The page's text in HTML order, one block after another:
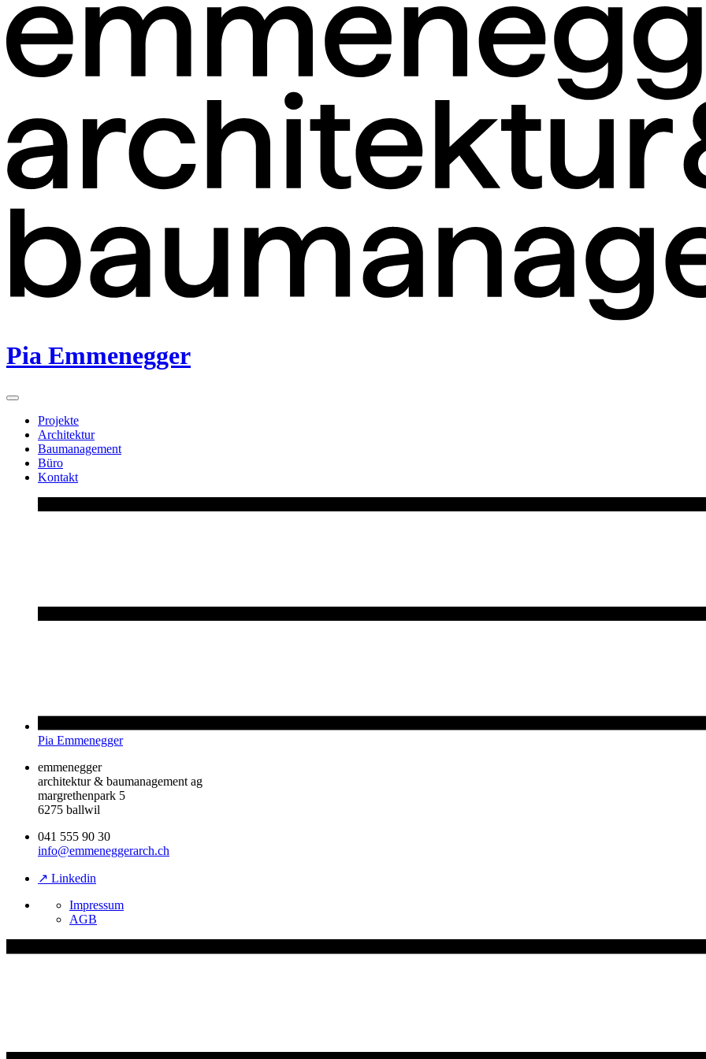
Pia Emmenegger
Projekte
Architektur
Baumanagement
Büro
Kontakt
Pia Emmenegger
emmenegger
architektur & baumanagement ag
margrethenpark 5
6275 ballwil
041 555 90 30
info@emmeneggerarch.ch
↗ Linkedin
Impressum
AGB